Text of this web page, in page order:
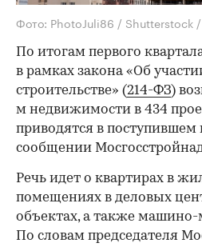
Фото: PhotoJuli86 / Shutterstock /
По итогам первого
в рамках закона «Об
строительстве» (214-ФЗ)
м недвижимости в 434
приводятся в поступившем
сообщении
Речь идет о квартирах в
помещениях в деловых
объектах, а также машино-
По словам председателя